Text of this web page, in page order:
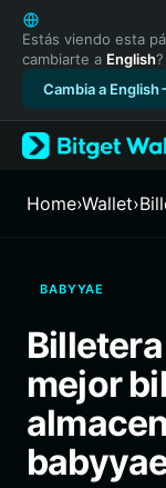
English
日本語
Tiếng Việt
Русский
Español
Türkçe
Français
繁體中文
Bahasa Indonesia
ภาษาไทย
Español
Português (Brasil)
Estás viendo esta
cambiarte a English?
Cambia a English
Home›Wallet›
BABYYAE
mejor